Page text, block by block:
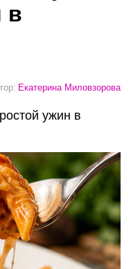
в
Екатерина Миловзорова
ужин в